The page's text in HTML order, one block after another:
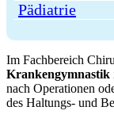
Pädiatrie
Im Fachbereich
Krankengymnastik
nach Operationen
des Haltungs- und